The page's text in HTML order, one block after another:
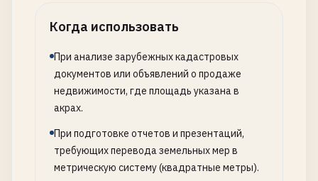
Когда использовать
При анализе зарубежных кадастровых
документов или объявлений о продаже
недвижимости, где площадь указана в
акрах.
При подготовке отчетов и презентаций,
требующих перевода земельных мер в
метрическую систему (квадратные метры).